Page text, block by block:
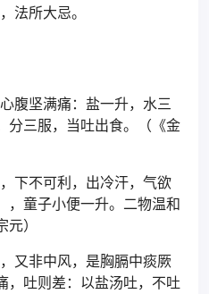
所大忌。
腹坚满痛：盐一升，水三
分三服，当吐出食。（《金
下不可利，出冷汗，气欲
，童子小便一升。二物温和
）
又非中风，是胸膈中痰厥
，吐则差：以盐汤吐，不吐